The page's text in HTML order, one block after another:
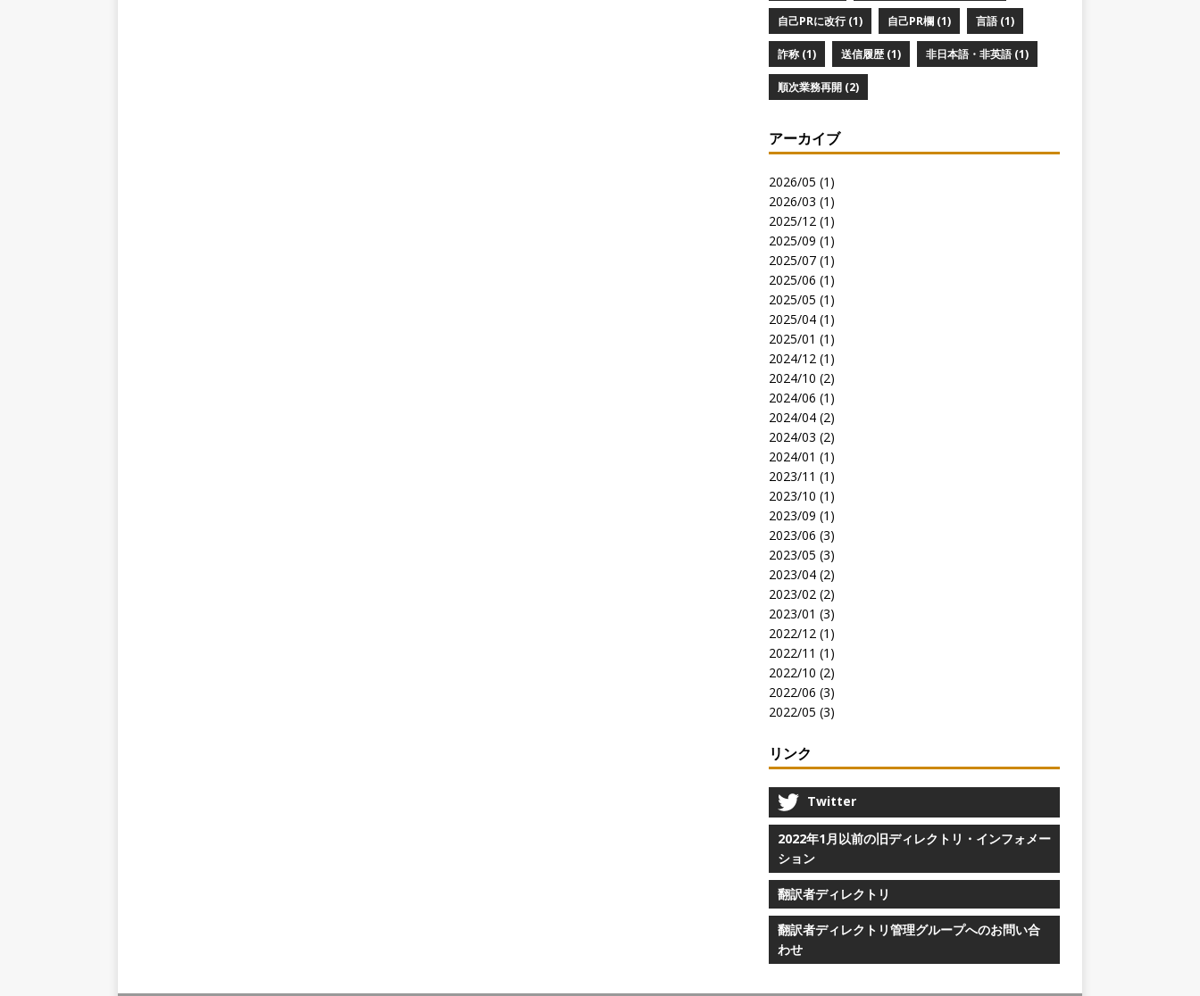
自己PRに改行 (1) 自己PR欄 (1) 言語 (1)
詐称 (1) 送信履歴 (1) 非日本語・非英語 (1)
順次業務再開 (2)
アーカイブ
2026/05 (1)
2026/03 (1)
2025/12 (1)
2025/09 (1)
2025/07 (1)
2025/06 (1)
2025/05 (1)
2025/04 (1)
2025/01 (1)
2024/12 (1)
2024/10 (2)
2024/06 (1)
2024/04 (2)
2024/03 (2)
2024/01 (1)
2023/11 (1)
2023/10 (1)
2023/09 (1)
2023/06 (3)
2023/05 (3)
2023/04 (2)
2023/02 (2)
2023/01 (3)
2022/12 (1)
2022/11 (1)
2022/10 (2)
2022/06 (3)
2022/05 (3)
リンク
Twitter
2022年1月以前の旧ディレクトリ・インフォメー
ション
翻訳者ディレクトリ
翻訳者ディレクトリ管理グループへのお問い合
わせ